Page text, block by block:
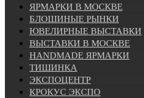
ЯРМАРКИ В МОСКВЕ
БЛОШИНЫЕ РЫНКИ
ЮВЕЛИРНЫЕ ВЫСТАВКИ
ВЫСТАВКИ В МОСКВЕ
HANDMADE ЯРМАРКИ
ТИШИНКА
ЭКСПОЦЕНТР
КРОКУС ЭКСПО